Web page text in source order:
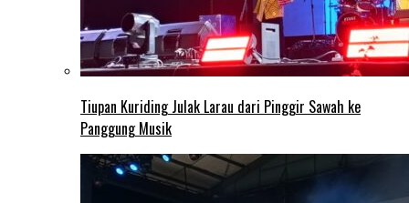
Tiupan Kuriding Julak Larau dari Pinggir Sawah ke
Panggung Musik